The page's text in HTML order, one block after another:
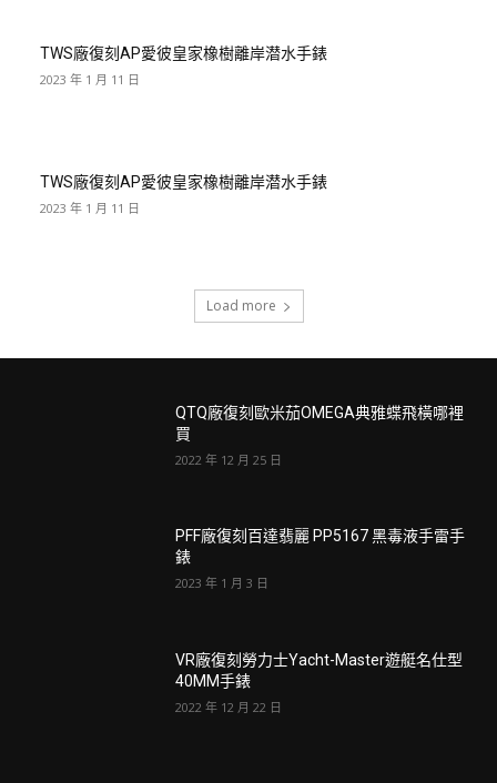
TWS廠復刻AP愛彼皇家橡樹離岸潜水手錶
2023 年 1 月 11 日
TWS廠復刻AP愛彼皇家橡樹離岸潜水手錶
2023 年 1 月 11 日
Load more
QTQ廠復刻歐米茄OMEGA典雅蝶飛橫哪裡
買
2022 年 12 月 25 日
PFF廠復刻百達翡麗 PP5167 黑毒液手雷手
錶
2023 年 1 月 3 日
VR廠復刻勞力士Yacht-Master遊艇名仕型
40MM手錶
2022 年 12 月 22 日